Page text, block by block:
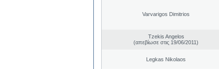
Varvarigos Dimitrios
Tzekis Angelos
(απεβίωσε στις 19/06/2011)
Legkas Nikolaos